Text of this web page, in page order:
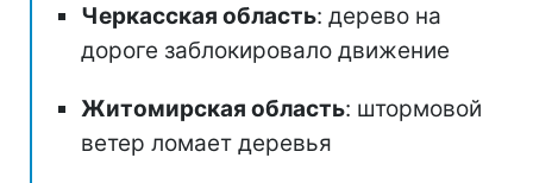
Черкасская область: дерево на
дороге заблокировало движение
Житомирская область: штормовой
ветер ломает деревья